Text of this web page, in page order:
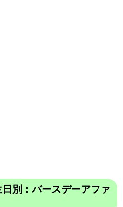
別：バースデーアファ